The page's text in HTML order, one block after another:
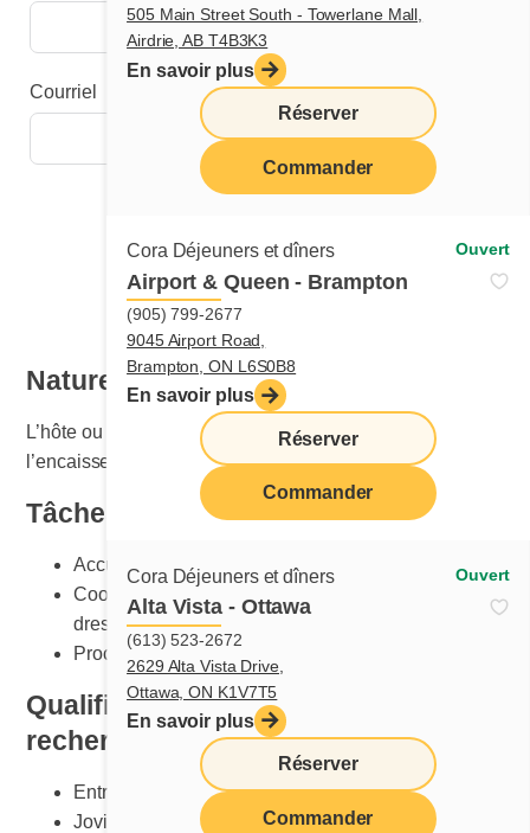
505 Main Street South - Towerlane Mall,
Airdrie, AB T4B3K3
En savoir plus
Réserver
Commander
Cora Déjeuners et dîners Ouvert
Airport & Queen - Brampton
(905) 799-2677
9045 Airport Road,
Brampton, ON L6S0B8
En savoir plus
Réserver
Commander
Cora Déjeuners et dîners Ouvert
Alta Vista - Ottawa
(613) 523-2672
2629 Alta Vista Drive,
Ottawa, ON K1V7T5
En savoir plus
Réserver
Commander
Courriel
Nature du travail
L’hôte ou l’hôtesse accueille les clients et veille à
l’encaissement de la facture.
Tâches principales
Accueillir les clients avec gentillesse et politesse
Coordonner et participer au nettoyage et au
dressage des tables
Procéder à l’encaissement des factures
Qualification et compétences
recherchées
Entregent
Jovialité